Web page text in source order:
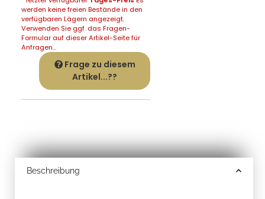
werden keine freien Bestände in den
verfügbaren Lägern angezeigt.
Verwenden Sie ggf. das Fragen-
Formular auf dieser Artikel-Seite für
Anfragen...
Frage zu diesem
Artikel...??
Beschreibung